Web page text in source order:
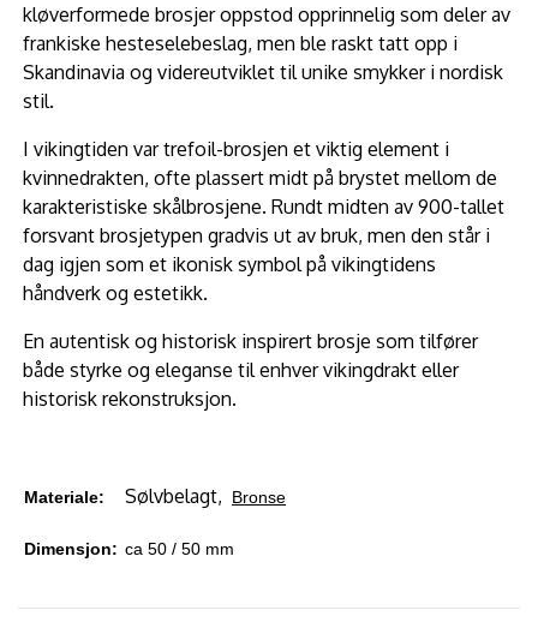
kløverformede brosjer oppstod opprinnelig som deler av
frankiske hesteselebeslag, men ble raskt tatt opp i
Skandinavia og videreutviklet til unike smykker i nordisk
stil.
I vikingtiden var trefoil-brosjen et viktig element i
kvinnedrakten, ofte plassert midt på brystet mellom de
karakteristiske skålbrosjene. Rundt midten av 900-tallet
forsvant brosjetypen gradvis ut av bruk, men den står i
dag igjen som et ikonisk symbol på vikingtidens
håndverk og estetikk.
En autentisk og historisk inspirert brosje som tilfører
både styrke og eleganse til enhver vikingdrakt eller
historisk rekonstruksjon.
Materiale: Sølvbelagt, Bronse
Dimensjon: ca 50 / 50 mm